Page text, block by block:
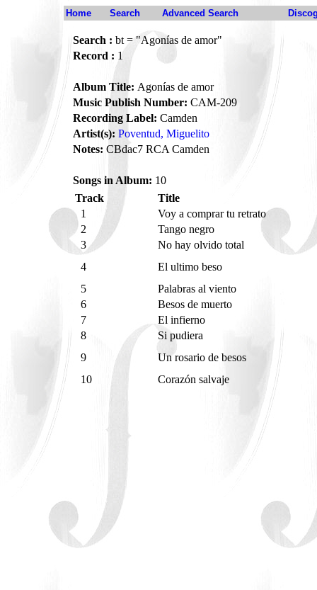
Home Search Advanced Search
Search : bt = "Agonías de amor"
Record : 1
Album Title: Agonías de amor
Music Publish Number: CAM-209
Recording Label: Camden
Artist(s): Poventud, Miguelito
Notes: CBdac7 RCA Camden
Songs in Album: 10
Track
Title
1
Voy a comprar tu retrato
2
Tango negro
3
No hay olvido total
4
El ultimo beso
5
Palabras al viento
6
Besos de muerto
7
El infierno
8
Si pudiera
9
Un rosario de besos
10
Corazón salvaje